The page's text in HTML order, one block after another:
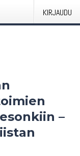
KIRJAUDU
–